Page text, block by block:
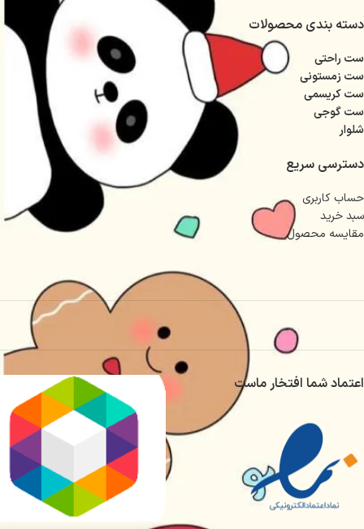
دسته بندی محصولات
ست راحتی
ست زمستونی
ست کریسمی
ست گوجی
شلوار
دسترسی سریع
حساب کاربری
سبد خرید
مقایسه محصول
اعتماد شما افتخار ماست